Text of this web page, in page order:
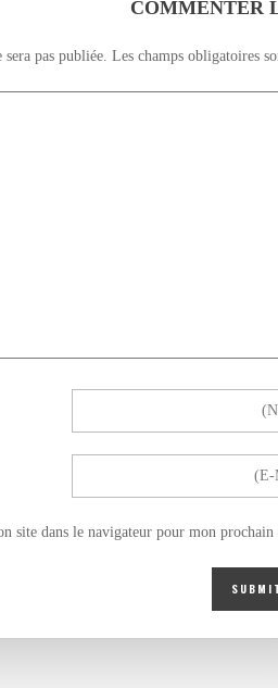
COMMENTER
sera pas publiée. Les champs obligatoires
site dans le navigateur pour mon prochain